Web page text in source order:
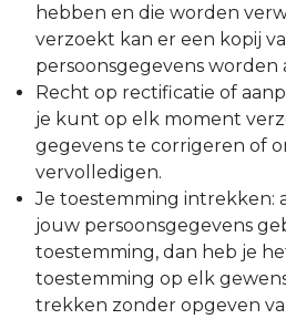
hebben en die worden
verzoekt kan er een kopij
persoonsgegevens worden
Recht op rectificatie of
je kunt op elk moment
gegevens te corrigeren of
vervolledigen.
Je toestemming intrekken:
jouw persoonsgegevens
toestemming, dan heb je
toestemming op elk
trekken zonder opgeven